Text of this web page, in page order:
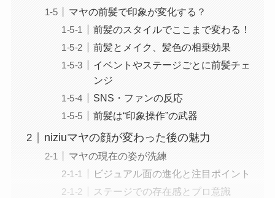
マヤの前髪で印象が変化する？
前髪のスタイルでここまで変わる！
前髪とメイク、髪色の相乗効果
イベントやステージごとに前髪チェ
ンジ
SNS・ファンの反応
前髪は“印象操作”の武器
niziuマヤの顔が変わった後の魅力
マヤの現在の姿が洗練
ビジュアル面の進化と注目ポイント
ステージでの存在感とプロ意識